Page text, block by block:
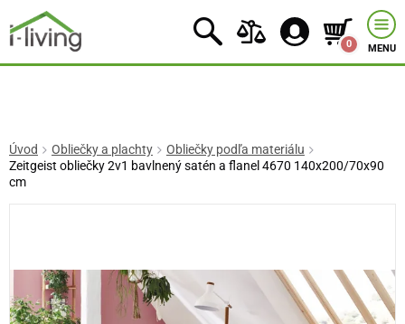
0 MENU
Úvod Obliečky a plachty
Obliečky podľa materiálu
Zeitgeist obliečky 2v1 bavlnený satén a flanel 4670 140x200/70x90
cm